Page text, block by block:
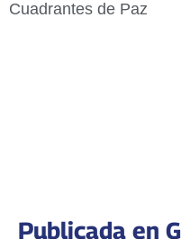
Publicada en